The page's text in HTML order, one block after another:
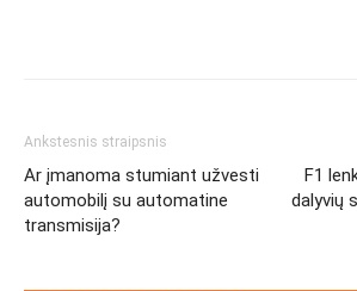
Ankstesnis straipsnis
Ar įmanoma stumiant užvesti
automobilį su automatine
transmisija?
F1
dalyvių